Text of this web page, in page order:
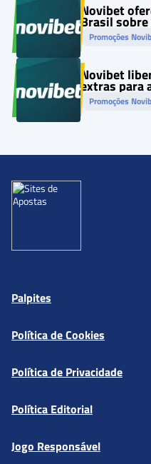
Novibet
Brasil
Promoções
Novibet
extras para
Promoções
Palpites
Política de Cookies
Política de Privacidade
Política Editorial
Jogo Responsável